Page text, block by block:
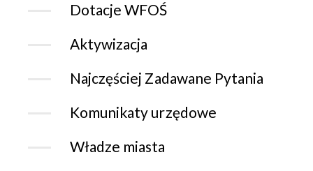
Dotacje WFOŚ
Aktywizacja
Najczęściej Zadawane Pytania
Komunikaty urzędowe
Władze miasta